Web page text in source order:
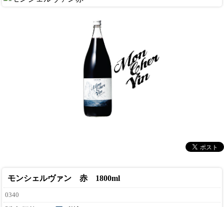
モンシェルヴァン 赤 1800ml
0340